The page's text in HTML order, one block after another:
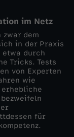
im Netz
dem
in der Praxis
etwa durch
Tricks. Tests
von Experten
wie
für